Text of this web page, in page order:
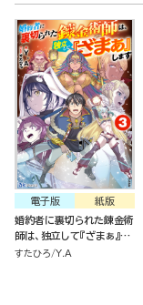
紙版
電子版
婚約者に裏切られた錬金術
師は、独立して『ざまぁ』し
ます(3)
すたひろ Y.A